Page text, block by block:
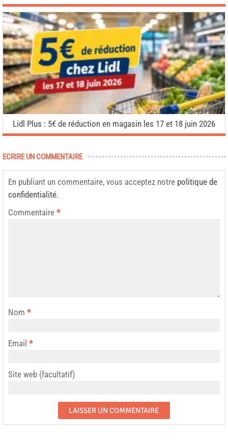
Lidl Plus : 5€ de réduction en magasin les 17 et 18 juin 2026
ECRIRE UN COMMENTAIRE
En publiant un commentaire, vous acceptez notre politique de
confidentialité.
Commentaire *
Nom *
Email *
Site web (facultatif)